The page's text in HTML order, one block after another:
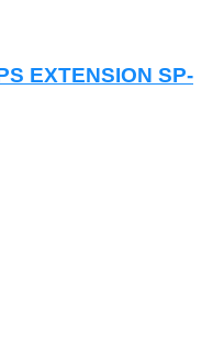
EXTENSION SP-